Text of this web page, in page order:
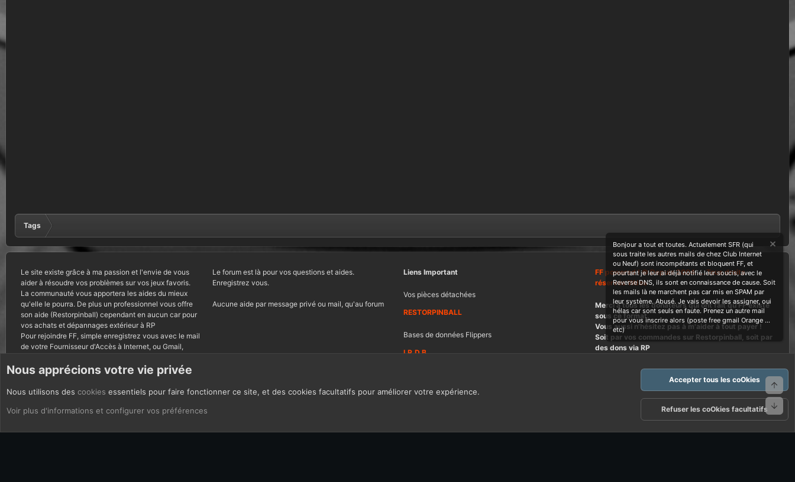
Tags
Le site existe grâce à ma passion et l'envie de vous
aider à résoudre vos problèmes sur vos jeux favoris.
La communauté vous apportera les aides du mieux
qu'elle le pourra. De plus un professionnel vous offre
son aide (Restorpinball) cependant en aucun car pour
vos achats et dépannages extérieur à RP
Pour rejoindre FF, simple enregistrez vous avec le mail
de votre Fournisseur d'Accès à Internet, ou Gmail,
Le forum est là pour vos questions et aides.
Enregistrez vous.
Aucune aide par message privé ou mail, qu'au forum
Liens Important
Vos pièces détachées
RESTORPINBALL
Bases de données Flippers
I.P.D.B
FF powered ! © Depuis 2004 ....Tous droits
réservés Wdes
Merci à tous les donateurs qui ont fait qu'FF existe
sous ce format.
Vous aussi n'hésitez pas à m'aider à tout payer !
Soit par vos commandes sur Restorpinball, soit par
des dons via RP
CoOkies Français (FR) Politique de confidentialité Aide
R
S
Bonjour a tout et toutes. Actuelement SFR (qui
sous traite les autres mails de chez Club Internet
ou Neuf) sont incompétants et bloquent FF, et
pourtant je leur ai déjà notifié leur soucis, avec le
Reverse DNS, ils sont en connaissance de cause. Soit
les mails là ne marchent pas car mis en SPAM par
leur système. Abusé. Je vais devoir les assigner, oui
hélas car sont seuls en faute. Prenez un autre mail
pour vous inscrire alors (poste free gmail Orange ...
etc)
Nous apprécions votre vie privée
Nous utilisons des cookies essentiels pour faire fonctionner ce site, et des cookies facultatifs pour améliorer votre expérience.
Voir plus d'informations et configurer vos préférences
Accepter tous les coOkies
Refuser les coOkies facultatifs